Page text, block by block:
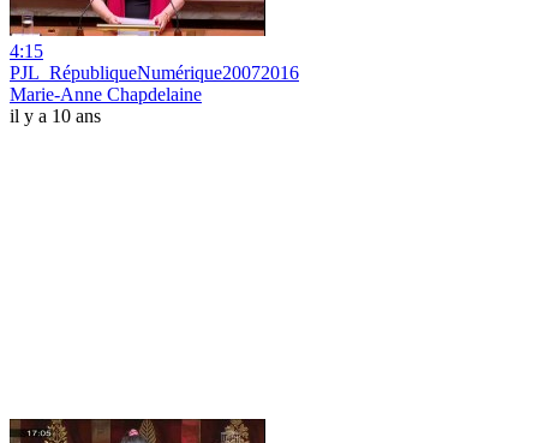
4:15
PJL_RépubliqueNumérique20072016
Marie-Anne Chapdelaine
il y a 10 ans